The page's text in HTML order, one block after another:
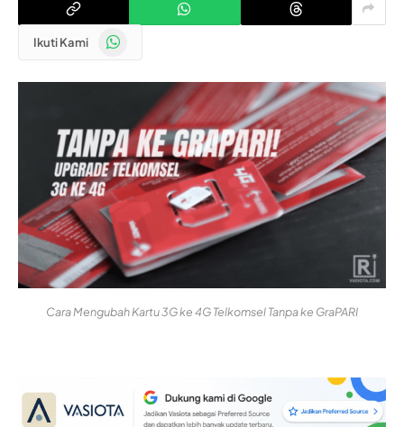
Ikuti Kami WhatsApp
Cara Mengubah Kartu 3G ke 4G Telkomsel Tanpa ke GraPARI